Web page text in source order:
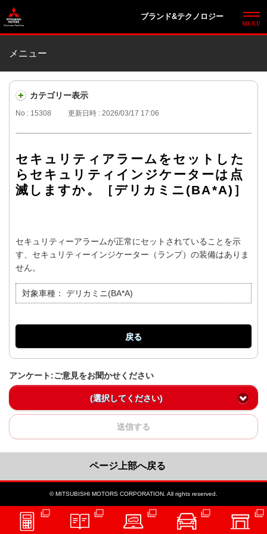
ブランド&テクノロジー
メニュー
カテゴリー表示
No : 15308 更新日時 : 2026/03/17 17:06
セキュリティアラームをセットした
らセキュリティインジケーターは点
滅しますか。［デリカミニ(BA*A)］
セキュリティーアラームが正常にセットされていることを示
す、セキュリティーインジケーター（ランプ）の装備はありま
せん。
対象車種： デリカミニ(BA*A)
戻る
アンケート:ご意見をお聞かせください
(選択してください)
送信する
ページ上部へ戻る
© MITSUBISHI MOTORS CORPORATION. All rights reserved.